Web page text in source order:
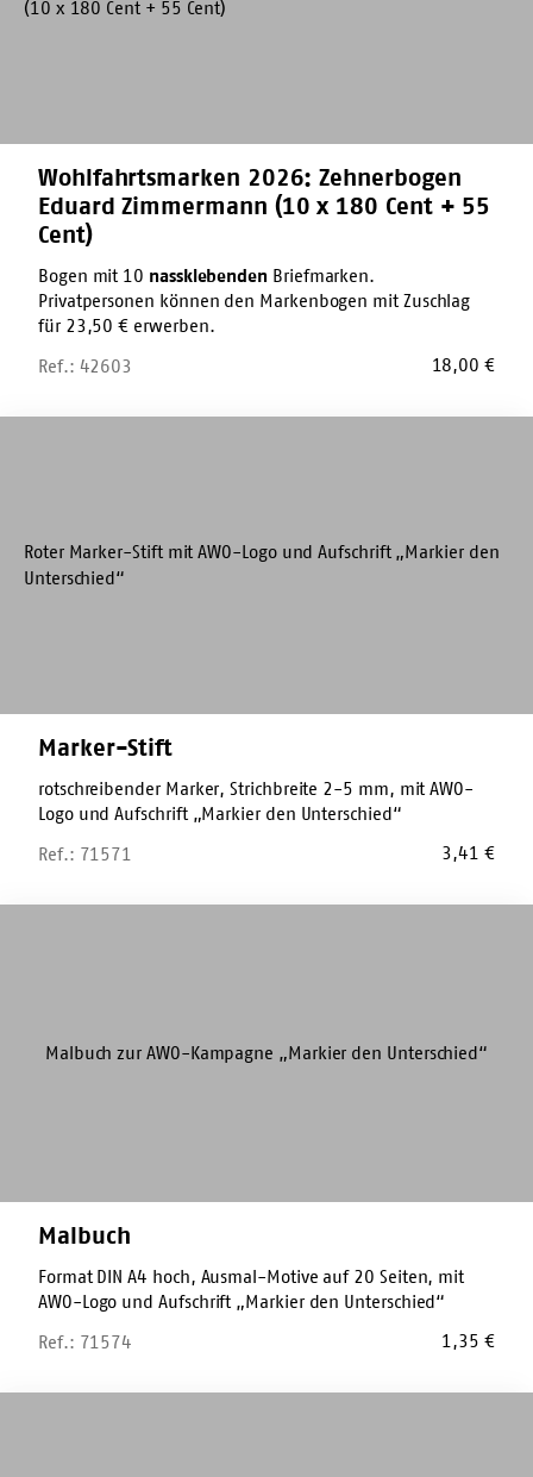
Wohlfahrtsmarken 2026: Zehnerbogen
Eduard Zimmermann (10 x 180 Cent + 55
Cent)
Bogen mit 10 nassklebenden Briefmarken.
Privatpersonen können den Markenbogen mit Zuschlag
für 23,50 € erwerben.
Ref.: 42603
18,00€
Cent)
Marker-Stift
rotschreibender Marker, Strichbreite 2-5 mm, mit AWO-
Logo und Aufschrift „Markier den Unterschied“
Ref.: 71571
3,41€
Malbuch
Format DIN A4 hoch, Ausmal-Motive auf 20 Seiten, mit
AWO-Logo und Aufschrift „Markier den Unterschied“
Ref.: 71574
1,35€